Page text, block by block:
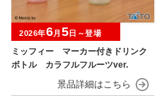
ミッフィー マーカー付きドリンク
ボトル カラフルフルーツver.
2026年6月 5日～登場